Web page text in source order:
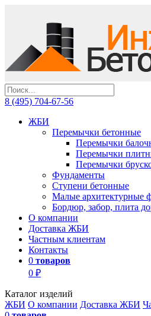
8 (495) 704-67-56
ЖБИ
Перемычки бетонные
Перемычки
Перемычки
Перемычки
Фундаменты
Ступени бетонные
Малые архитектурные
Бордюр, забор, плита
О компании
Доставка ЖБИ
Частным клиентам
Контакты
0 товаров
0 ₽
Каталог изделий
ЖБИ О компании Доставка ЖБИ